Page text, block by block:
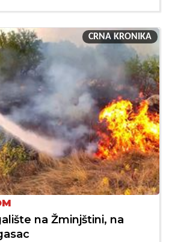
CRNA KRONIKA
na Žminjštini, na